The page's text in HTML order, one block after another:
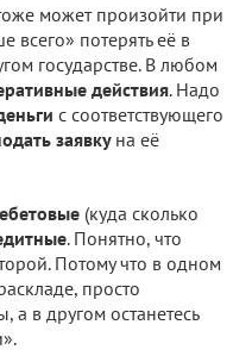
может произойти при
всего» потерять её в
государстве. В любом
действия. Надо
с соответствующего
заявку на её
(куда сколько
. Понятно, что
Потому что в одном
просто
а в другом останетесь